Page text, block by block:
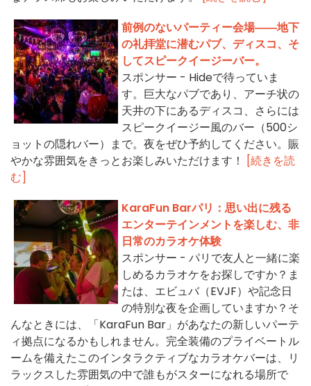
前例のないパーティー会場――地下
の礼拝堂に潜むパブ、ディスコ、そ
してスピークイージーバー。
スポンサー - Hideで待っていま
す。巨大なパブであり、アーチ状の
天井の下にあるディスコ、さらには
スピークイージー風のバー（500シ
ョットの隠れバー）まで。夜をぜひ予約してください。賑
やかな雰囲気をきっとお楽しみいただけます！
[続きを読
む]
KaraFun Barパリ：思い出に残る
エンターテインメントを楽しむ、非
日常のカラオケ体験
スポンサー - パリで友人と一緒に楽
しめるカラオケをお探しですか？ま
たは、エビュバ（EVJF）や記念日
の特別な夜を企画していますか？そ
んなときには、「KaraFun Bar」があなたの新しいパーテ
ィ拠点になるかもしれません。完全装備のプライベートル
ームを備えたこのインタラクティブなカラオケバーは、リ
ラックスした雰囲気の中で誰もがスターになれる場所で